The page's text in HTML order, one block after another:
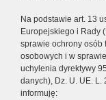
Na podstawie art. 13
Europejskiego i Rady
sprawie ochrony osób
osobowych i w
uchylenia dyrektywy
danych), Dz. U. UE.
informuję: